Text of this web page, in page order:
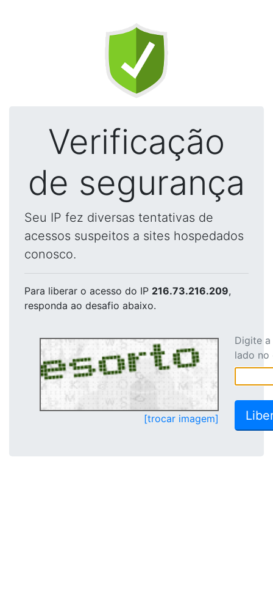
Verificação
de segurança
Seu IP fez diversas tentativas de
acessos suspeitos a sites hospedados
conosco.
Para liberar o acesso do IP 216.73.216.209,
responda ao desafio abaixo.
[trocar imagem]
Digite
lado no